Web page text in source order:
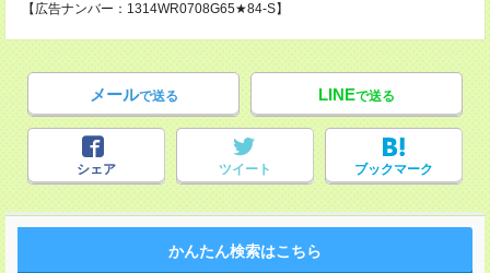
【広告ナンバー：1314WR0708G65★84-S】
メールで送る LINEで送る
シェア ツイート ブックマーク
かんたん検索はこちら